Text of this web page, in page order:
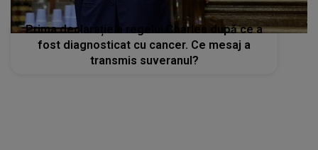
Prima declarație a regelui Charles după ce a
fost diagnosticat cu cancer. Ce mesaj a
transmis suveranul?